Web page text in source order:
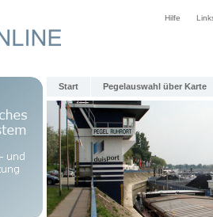
Hilfe
Start Pegelauswahl über Karte